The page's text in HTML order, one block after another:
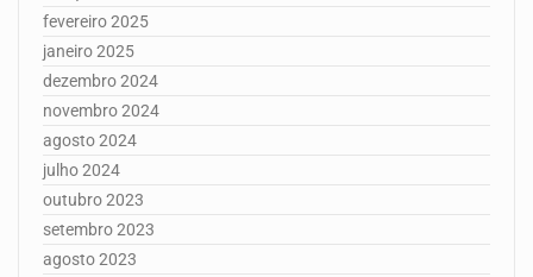
fevereiro 2025
janeiro 2025
dezembro 2024
novembro 2024
agosto 2024
julho 2024
outubro 2023
setembro 2023
agosto 2023